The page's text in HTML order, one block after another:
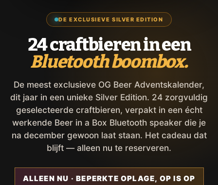
DE EXCLUSIEVE SILVER EDITION
24 craftbieren in een
Bluetooth boombox.
De meest exclusieve OG Beer Adventskalender,
dit jaar in een unieke Silver Edition. 24 zorgvuldig
geselecteerde craftbieren, verpakt in een écht
werkende Beer in a Box Bluetooth speaker die je
na december gewoon laat staan. Het cadeau dat
blijft — alleen nu te reserveren.
ALLEEN NU · BEPERKTE OPLAGE, OP IS OP